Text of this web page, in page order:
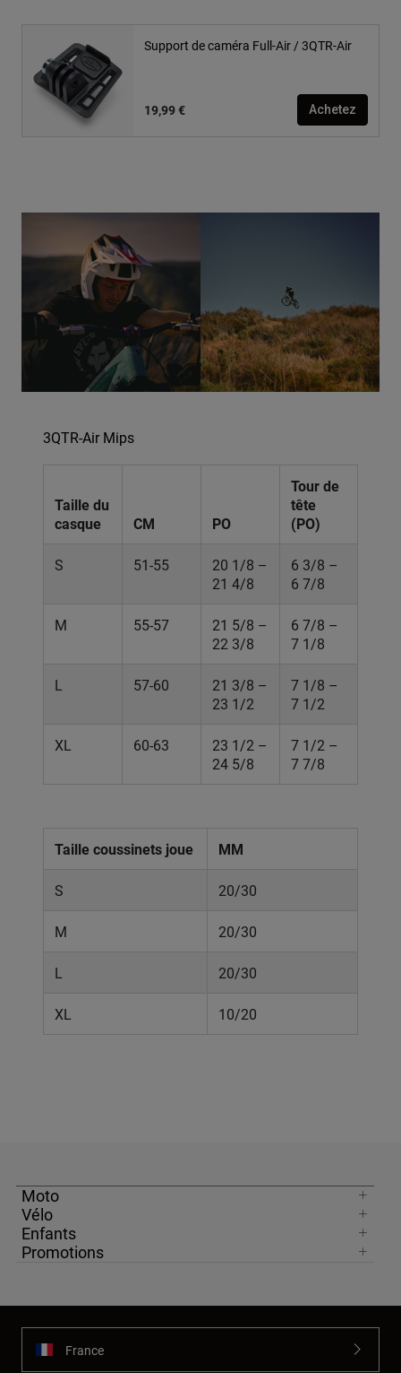
Support de caméra Full-Air / 3QTR-Air
19,99 € Achetez
3QTR-Air Mips
Taille du
casque
CM PO
Tour de
tête
(PO)
S 51-55
20 1/8 –
21 4/8
6 3/8 –
6 7/8
M 55-57
21 5/8 –
22 3/8
6 7/8 –
7 1/8
L 57-60
21 3/8 –
23 1/2
7 1/8 –
7 1/2
XL 60-63
23 1/2 –
24 5/8
7 1/2 –
7 7/8
Taille coussinets joue MM
S 20/30
M 20/30
L 20/30
XL 10/20
Moto
Vélo
Enfants
Promotions
France